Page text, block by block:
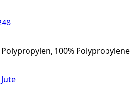
Polypropylen, 100% Polypropylene